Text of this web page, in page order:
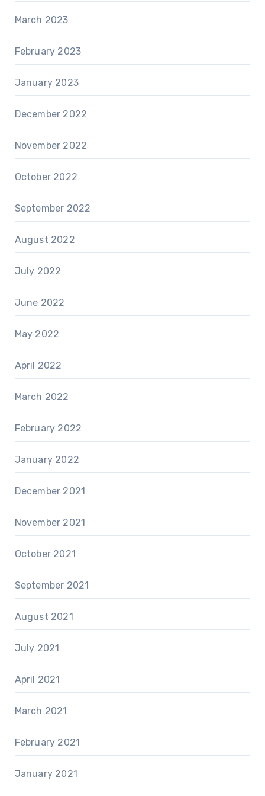
March 2023
February 2023
January 2023
December 2022
November 2022
October 2022
September 2022
August 2022
July 2022
June 2022
May 2022
April 2022
March 2022
February 2022
January 2022
December 2021
November 2021
October 2021
September 2021
August 2021
July 2021
April 2021
March 2021
February 2021
January 2021